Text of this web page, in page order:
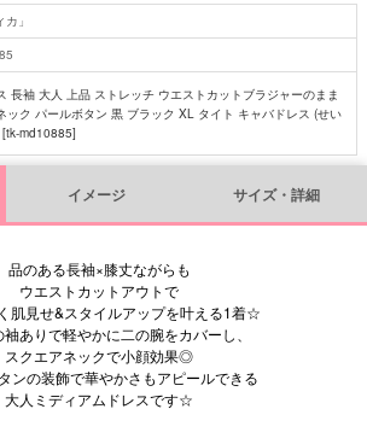
」
長袖 大人 上品 ストレッチ ウエストカットブラジャーのまま
ック パールボタン 黒 ブラック XL タイト キャバドレス (せい
md10885]
イメージ サイズ・詳細
品のある長袖×膝丈ながらも
ウエストカットアウトで
肌見せ&スタイルアップを叶える1着☆
ありで軽やかに二の腕をカバーし、
スクエアネックで小顔効果◎
ンの装飾で華やかさもアピールできる
大人ミディアムドレスです☆